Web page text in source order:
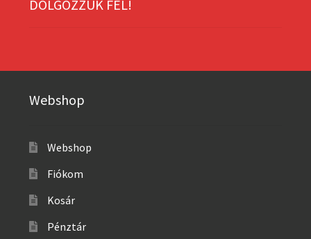
DOLGOZZUK FEL!
Webshop
Webshop
Fiókom
Kosár
Pénztár